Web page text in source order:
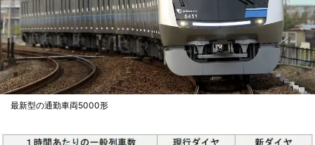
最新型の通勤車両5000形